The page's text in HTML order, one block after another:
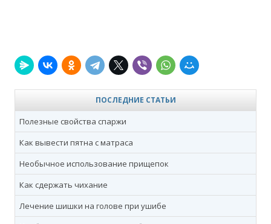
ПОСЛЕДНИЕ СТАТЬИ
Полезные свойства спаржи
Как вывести пятна с матраса
Необычное использование прищепок
Как сдержать чихание
Лечение шишки на голове при ушибе